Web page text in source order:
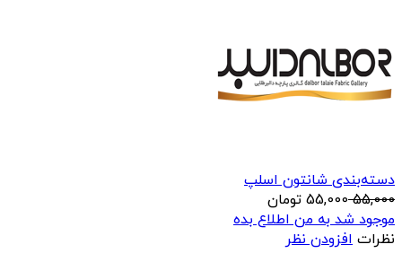
دسته‌بندی شانتون اسلپ
55,000
55,000 تومان
موجود شد به من اطلاع بده
نظرات افزودن نظر